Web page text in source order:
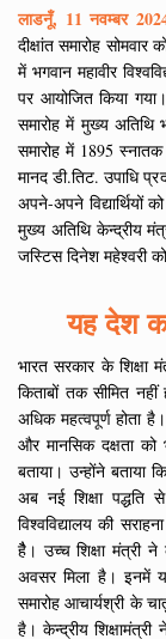
लाडनूँ, 11 नवम्बर
दीक्षांत समारोह
में भगवान महावीर
पर आयोजित किया
समारोह में मुख्य अतिथि
समारोह में 1895
मानद डी.तिट. उपाधि
अपने-अपने विद्यार्थियों
मुख्य अतिथि केन्द्रीय
जस्टिस दिनेश महेश्वरी
यह देश
भारत सरकार के शिक्षा
किताबों तक सीमित
अधिक महत्वपूर्ण होता
और मानसिक दक्षता
बताया। उन्होंने बताया
अब नई शिक्षा पद्धति
विश्वविद्यालय की
हैै। उच्च शिक्षा मंत्री
अवसर मिला है। इनमें
समारोह आचार्यश्री के
है। केन्द्रीय शिक्षामंत्री